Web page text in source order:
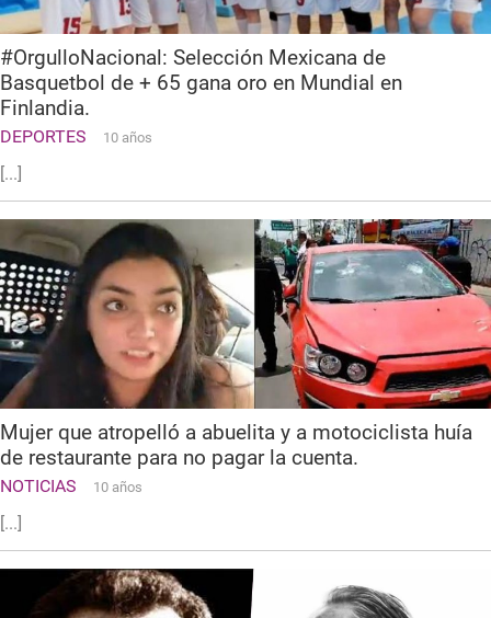
#OrgulloNacional: Selección Mexicana de
Basquetbol de + 65 gana oro en Mundial en
Finlandia.
DEPORTES 10 años
[...]
Mujer que atropelló a abuelita y a motociclista huía
de restaurante para no pagar la cuenta.
NOTICIAS 10 años
[...]